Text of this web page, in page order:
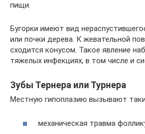
пищи.
Бугорки имеют вид
или почки дерева. К жевательной
сходится конусом. Такое явление
тяжелых инфекциях, в том числе и
Зубы Тернера или Турнера
Местную гипоплазию вызывают
механическая травма